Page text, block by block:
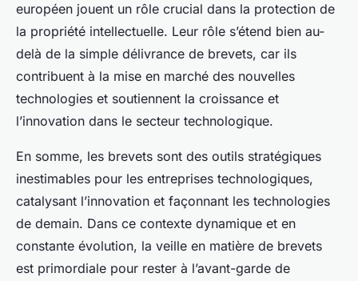
européen jouent un rôle crucial dans la protection de
la propriété intellectuelle. Leur rôle s’étend bien au-
delà de la simple délivrance de brevets, car ils
contribuent à la mise en marché des nouvelles
technologies et soutiennent la croissance et
l’innovation dans le secteur technologique.
En somme, les brevets sont des outils stratégiques
inestimables pour les entreprises technologiques,
catalysant l’innovation et façonnant les technologies
de demain. Dans ce contexte dynamique et en
constante évolution, la veille en matière de brevets
est primordiale pour rester à l’avant-garde de